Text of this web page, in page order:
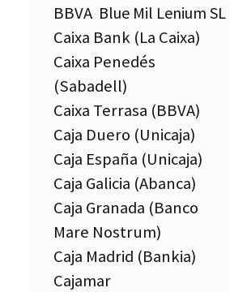
BBVA Blue Mil Lenium SL
Caixa Bank (La Caixa)
Caixa Penedés
(Sabadell)
Caixa Terrasa (BBVA)
Caja Duero (Unicaja)
Caja España (Unicaja)
Caja Galicia (Abanca)
Caja Granada (Banco
Mare Nostrum)
Caja Madrid (Bankia)
Cajamar